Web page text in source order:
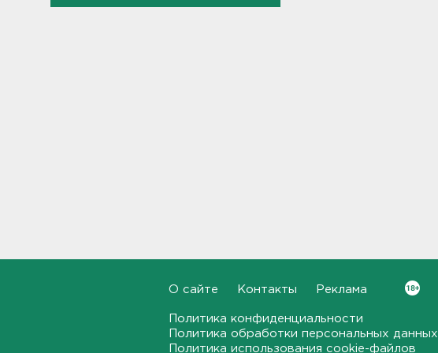
Ученые пришли к выводу, что
парком спасает от этой
О сайте Контакты Реклама
Политика конфиденциальности
Политика обработки персональных данных
Политика использования cookie-файлов